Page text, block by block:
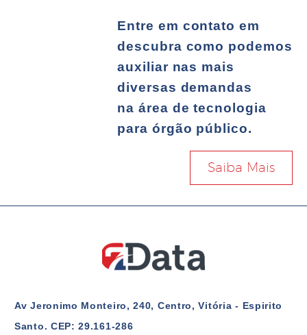
Entre em contato em
descubra como podemos
auxiliar nas mais
diversas demandas
na área de tecnologia
para órgão público.
Saiba Mais
Av Jeronimo Monteiro, 240, Centro, Vitória - Espirito
Santo. CEP: 29.161-286